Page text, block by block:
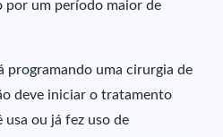
um período maior de
programando uma cirurgia de
deve iniciar o tratamento
usa ou já fez uso de